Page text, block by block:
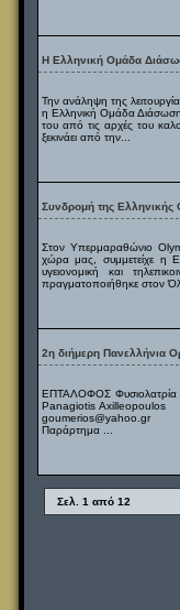
Η Ελληνική Ομάδα
Την ανάληψη της
η Ελληνική Ομάδα
του από τις αρχές του
ξεκινάει από την...
Συνδρομή της
Στον Υπερμαραθώνιο
χώρα μας, συμμετείχε η
υγειονομική και
πραγματοποιήθηκε στον
2η διήμερη Πανελλήνια
ΕΠΤΑΛΟΦΟΣ
Panagiotis
Παράρτημα ...
Σελ. 1 από 12